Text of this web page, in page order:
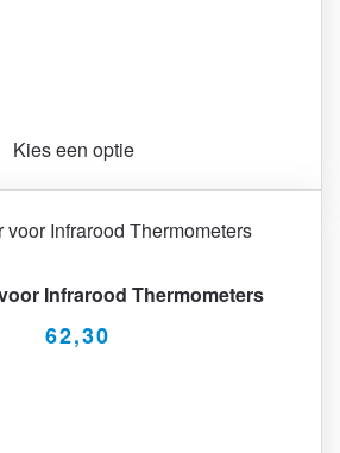
Kies een optie
Infrarood Thermometers
62,30